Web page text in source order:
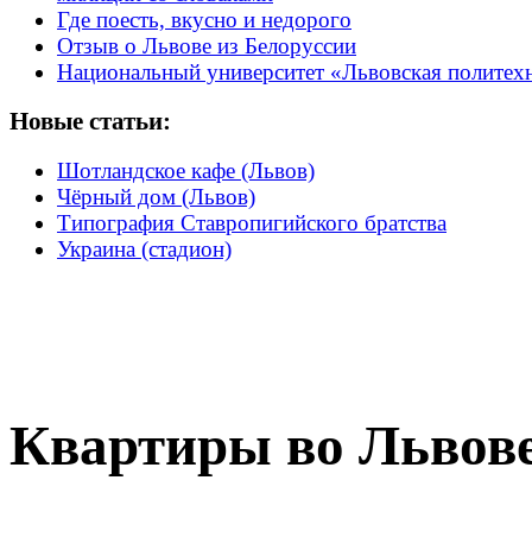
Где поесть, вкусно и недорого
Отзыв о Львове из Белоруссии
Национальный университет «Львовская
Новые статьи:
Шотландское кафе (Львов)
Чёрный дом (Львов)
Типография Ставропигийского братства
Украина (стадион)
Квартиры во